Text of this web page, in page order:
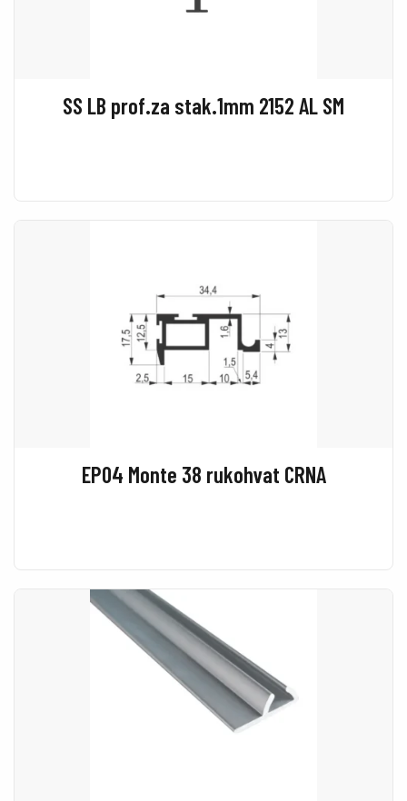
SS LB prof.za stak.1mm 2152 AL SM
EP04 Monte 38 rukohvat CRNA